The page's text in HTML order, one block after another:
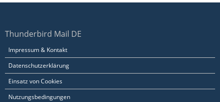
Thunderbird Mail DE
Impressum & Kontakt
Datenschutzerklärung
Einsatz von Cookies
Nutzungsbedingungen